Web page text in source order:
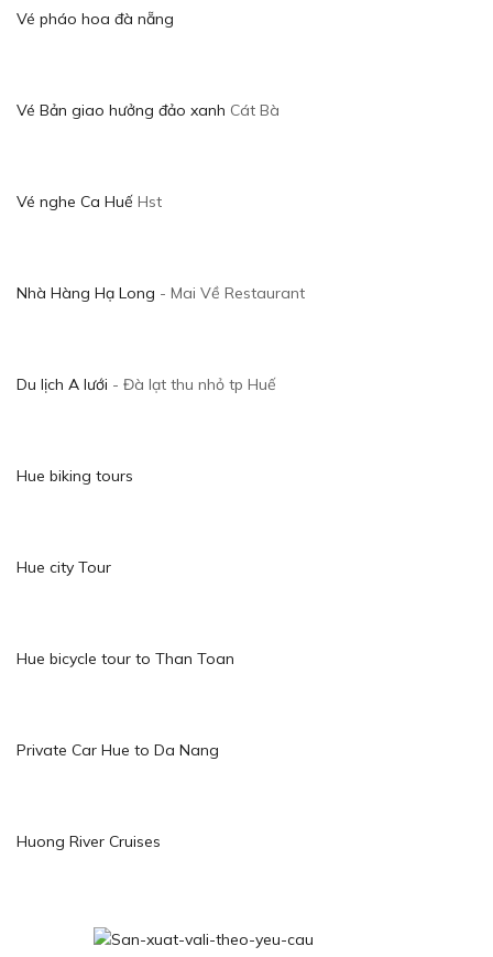
Vé pháo hoa đà nẵng
Vé Bản giao hưởng đảo xanh Cát Bà
Vé nghe Ca Huế Hst
Nhà Hàng Hạ Long - Mai Về Restaurant
Du lịch A lưới - Đà lạt thu nhỏ tp Huế
Hue biking tours
Hue city Tour
Hue bicycle tour to Than Toan
Private Car Hue to Da Nang
Huong River Cruises